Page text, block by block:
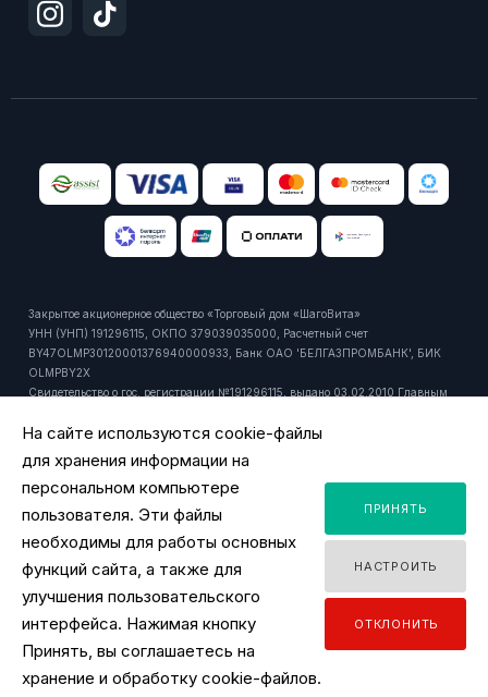
Закрытое акционерное общество «Торговый дом «ШагоВита»
УНН (УНП) 191296115, ОКПО 379039035000, Расчетный счет
BY47OLMP30120001376940000933, Банк ОАО 'БЕЛГАЗПРОМБАНК', БИК
OLMPBY2X
Свидетельство о гос. регистрации №191296115, выдано 03.02.2010 Главным
Регистрационный номер в торговом реестре: 429916 от 24.10.2018г.
пом. 1106.
Время работы офиса - ПН-ПТ 9:00 - 18:00.
Время работы интернет-магазина - ПН-ПТ 09:00 - 18:00
Уполномоченный продавцом на рассмотрение обращений покупателей:
заместитель директора по розничной торговле, тел. +375 44 518 45 53, email:
y.ignatovich@tdsv.by
органов по месту государственной регистрации ЗАО "ТД "ШагоВита",
уполномоченных рассматривать обращения покупателей: Минский городской
исполнительный комитет, главное управление торговли и услуг: +375 17
На сайте используются cookie-файлы
для хранения информации на
персональном компьютере
пользователя. Эти файлы
необходимы для работы основных
функций сайта, а также для
улучшения пользовательского
интерфейса. Нажимая кнопку
Принять, вы соглашаетесь на
хранение и обработку cookie-файлов.
ПРИНЯТЬ
НАСТРОИТЬ
ОТКЛОНИТЬ